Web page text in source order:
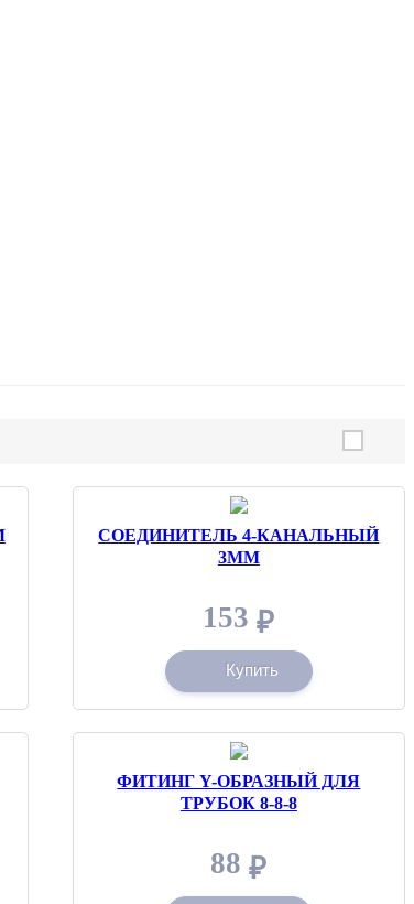
СОЕДИНИТЕЛЬ 4-КАНАЛЬНЫЙ
3ММ
153 ₽
Купить
ФИТИНГ Y-ОБРАЗНЫЙ ДЛЯ
ТРУБОК 8-8-8
88 ₽